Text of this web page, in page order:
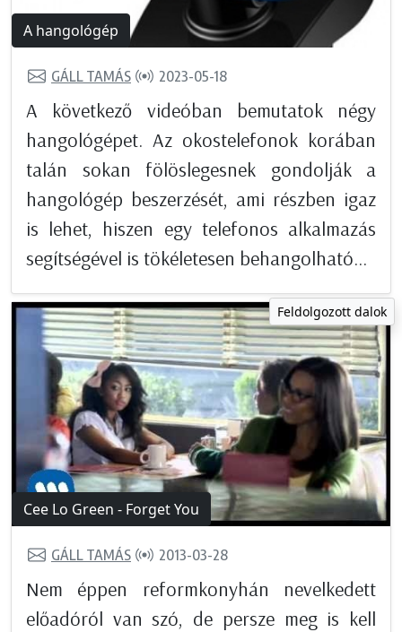
A hangológép
GÁLL TAMÁS 2023-05-18
A következő videóban bemutatok négy
hangológépet. Az okostelefonok korában
talán sokan fölöslegesnek gondolják a
hangológép beszerzését, ami részben igaz
is lehet, hiszen egy telefonos alkalmazás
segítségével is tökéletesen behangolható...
Feldolgozott dalok
Cee Lo Green - Forget You
GÁLL TAMÁS 2013-03-28
Nem éppen reformkonyhán nevelkedett
előadóról van szó, de persze meg is kell